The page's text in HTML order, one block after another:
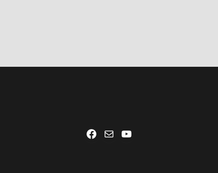
Facebook
Mail